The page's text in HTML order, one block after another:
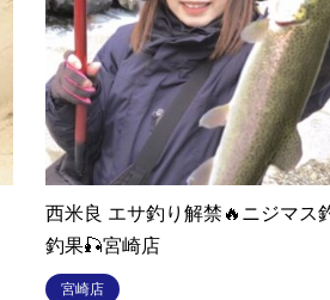
西米良 エサ釣り解禁🔥ニジマス
釣果🎣宮崎店
宮崎店